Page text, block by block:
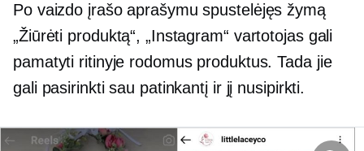
Po vaizdo įrašo aprašymu spustelėjęs žymą
„Žiūrėti produktą“, „Instagram“ vartotojas gali
pamatyti ritinyje rodomus produktus. Tada jie
gali pasirinkti sau patinkantį ir jį nusipirkti.